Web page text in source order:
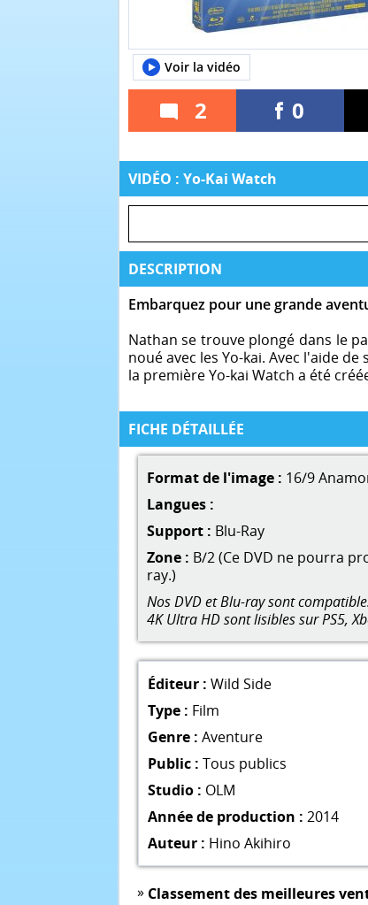
Voir la vidéo
2 0
VIDÉO : Yo-Kai Watch
DESCRIPTION
Embarquez pour une grande
Nathan se trouve plongé dans le
noué avec les Yo-kai. Avec l'aide
la première Yo-kai Watch a été
FICHE DÉTAILLÉE
Format de l'image : 16/9
Langues :
Support : Blu-Ray
Zone : B/2 (Ce DVD ne pourra
ray.)
Nos DVD et Blu-ray sont
4K Ultra HD sont lisibles sur PS5,
Éditeur : Wild Side
Type : Film
Genre : Aventure
Public : Tous publics
Studio : OLM
Année de production : 2014
Auteur : Hino Akihiro
» Classement des meilleures